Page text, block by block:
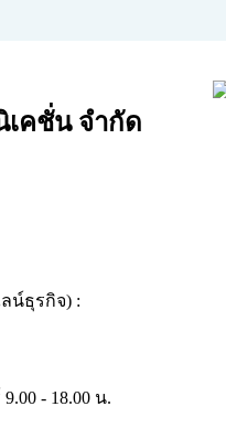
คชั่น จำกัด
น์ธุรกิจ) :
- 18.00 น.